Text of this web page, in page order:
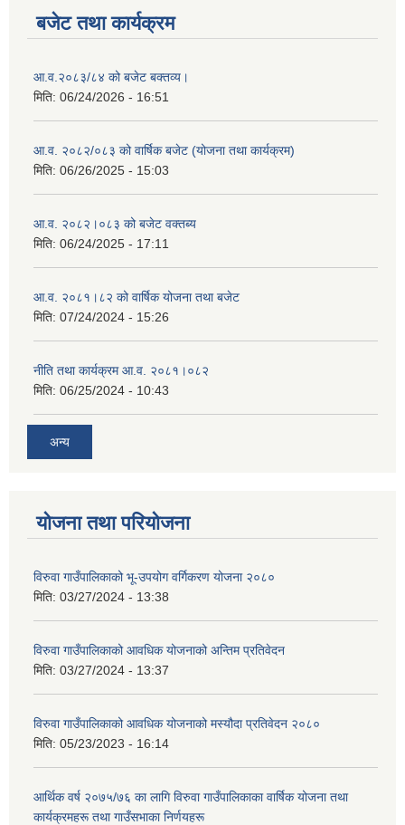
बजेट तथा कार्यक्रम
आ.व.२०८३/८४ को बजेट बक्तव्य।
मिति: 06/24/2026 - 16:51
आ.व. २०८२/०८३ को वार्षिक बजेट (योजना तथा कार्यक्रम)
मिति: 06/26/2025 - 15:03
आ.व. २०८२।०८३ को बजेट वक्तब्य
मिति: 06/24/2025 - 17:11
आ.व. २०८१।८२ को वार्षिक योजना तथा बजेट
मिति: 07/24/2024 - 15:26
नीति तथा कार्यक्रम आ.व. २०८१।०८२
मिति: 06/25/2024 - 10:43
अन्य
योजना तथा परियोजना
विरुवा गाउँपालिकाको भू-उपयोग वर्गिकरण योजना २०८०
मिति: 03/27/2024 - 13:38
विरुवा गाउँपालिकाको आवधिक योजनाको अन्तिम प्रतिवेदन
मिति: 03/27/2024 - 13:37
विरुवा गाउँपालिकाको आवधिक योजनाको मस्यौदा प्रतिवेदन २०८०
मिति: 05/23/2023 - 16:14
आर्थिक वर्ष २०७५/७६ का लागि विरुवा गाउँपालिकाका वार्षिक योजना तथा
कार्यक्रमहरू तथा गाउँसभाका निर्णयहरू